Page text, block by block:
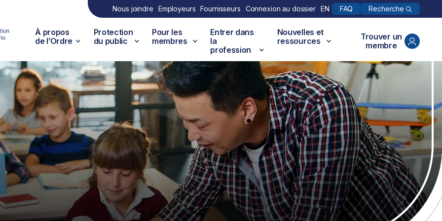
Nous joindre Employeurs Fournisseurs Connexion au dossier EN FAQ Recherche
À propos
de l’Ordre
Protection
du public
Pour les
membres
Entrer dans
la
profession
Nouvelles et
ressources
Trouver un
membre